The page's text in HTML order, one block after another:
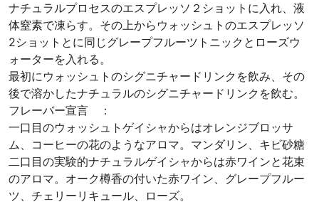
ナチュラルプロセスのエスプレッソ２ショットに入れ、液
体窒素で凍らす。その上からウォッシュトのエスプレッソ
2ショットとに同じグレープフルーツトニックとローズウ
ォーターを入れる。
最初にウォッシュトのシグニチャードリンクを飲み、その
後で溶かしたナチュラルのシグニチャードリンクを飲む。
フレーバー宣言 ：
一口目のウォッシュトゲイシャからはオレンジブロッサ
ム、コーヒーの花のようなアロマ。マンダリン、キビ砂糖
二口目の実験的ナチュラルゲイシャからは赤ワインと花束
のアロマ。オーク樽香の付いた赤ワイン、グレープフルー
ツ、チェリーリキュール、ローズ。